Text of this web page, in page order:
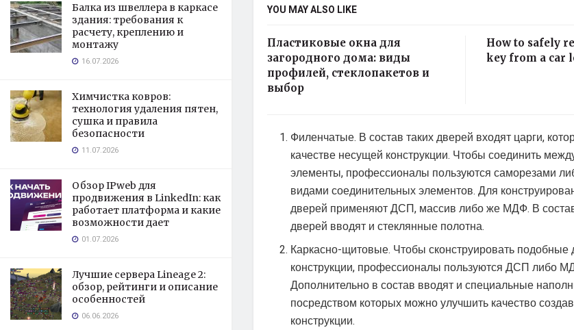
Балка из швеллера в каркасе
здания: требования к
расчету, креплению и
монтажу
16.07.2026
Химчистка ковров:
технология удаления пятен,
сушка и правила
безопасности
11.07.2026
Обзор IPweb для
продвижения в LinkedIn: как
работает платформа и какие
возможности дает
01.07.2026
Лучшие сервера Lineage 2:
обзор, рейтинги и описание
особенностей
06.06.2026
YOU MAY ALSO LIKE
Пластиковые окна для
загородного дома: виды
профилей, стеклопакетов и
выбор
How to safely
key from a car
Филенчатые. В состав таких дверей входят царги,
качестве несущей конструкции. Чтобы соединить
элементы, профессионалы пользуются саморезами
видами соединительных элементов. Для
дверей применяют ДСП, массив либо же МДФ. В
дверей вводят и стеклянные полотна.
Каркасно-щитовые. Чтобы сконструировать
конструкции, профессионалы пользуются ДСП либо
Дополнительно в состав вводят и специальные
посредством которых можно улучшить качество
конструкции.